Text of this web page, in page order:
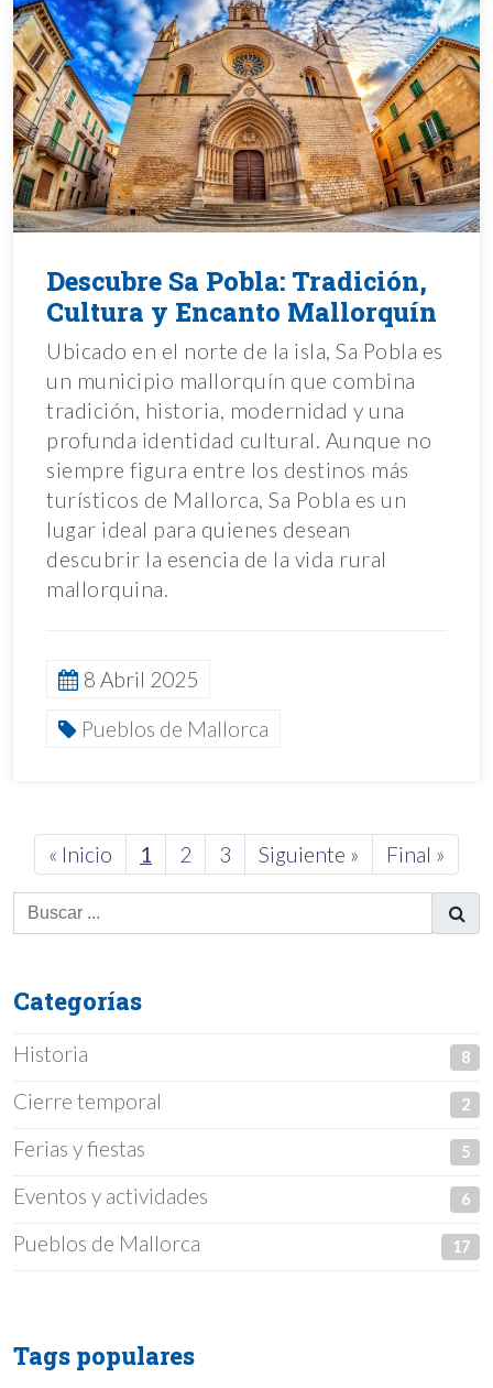
Descubre Sa Pobla: Tradición,
Cultura y Encanto Mallorquín
Ubicado en el norte de la isla, Sa Pobla es
un municipio mallorquín que combina
tradición, historia, modernidad y una
profunda identidad cultural. Aunque no
siempre figura entre los destinos más
turísticos de Mallorca, Sa Pobla es un
lugar ideal para quienes desean
descubrir la esencia de la vida rural
mallorquina.
8 Abril 2025
Pueblos de Mallorca
« Inicio 1 2 3 Siguiente » Final »
Categorías
Historia 8
Cierre temporal 2
Ferias y fiestas 5
Eventos y actividades 6
Pueblos de Mallorca 17
Tags populares